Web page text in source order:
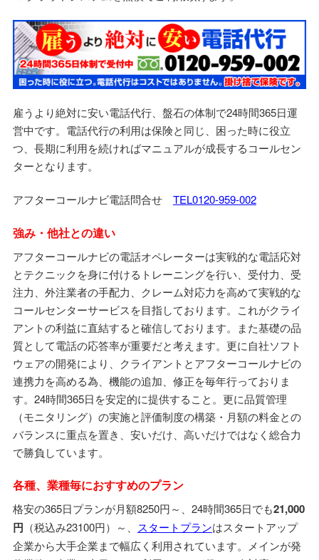
雇うより絶対に安い電話代行、盤石の体制で24時間365日運
営中です。電話代行の利用は保険と同じ、困った時に役立
つ、長期に利用を続ければマニュアルが成長するコールセン
ターとなります。
アフターコールナビ電話問合せ TEL0120-959-002
強み・他社との違い
アフターコールナビの電話オペレーターは実戦的な電話応対
とテクニックを身に付けるトレーニングを行い、受付力、受
注力、外注業者の手配力、クレーム対応力を高めて実戦的な
コールセンターサービスを目指しております。これがクライ
アントの利益に直結すると確信しております。また基礎の品
質として電話の応答率が重要だと考えます。更に自社ソフト
ウェアの開発により、クライアントとアフターコールナビの
連携力を高める為、機能の追加、修正を毎年行っておりま
す。24時間365日を安定的に提供すること。更に品質管理
（モニタリング）の実施と評価制度の構築・月額の料金との
バランスに重点を置き、安いだけ、高いだけではなく総合力
で勝負しています。
各種、業種毎におすすめのプラン
格安の365日プランが月額8250円～、24時間365日でも21,000
円 （税込み23100円） ～、 スタートプランはスタートアップ
企業から大手企業まで幅広く利用されています。メインが発